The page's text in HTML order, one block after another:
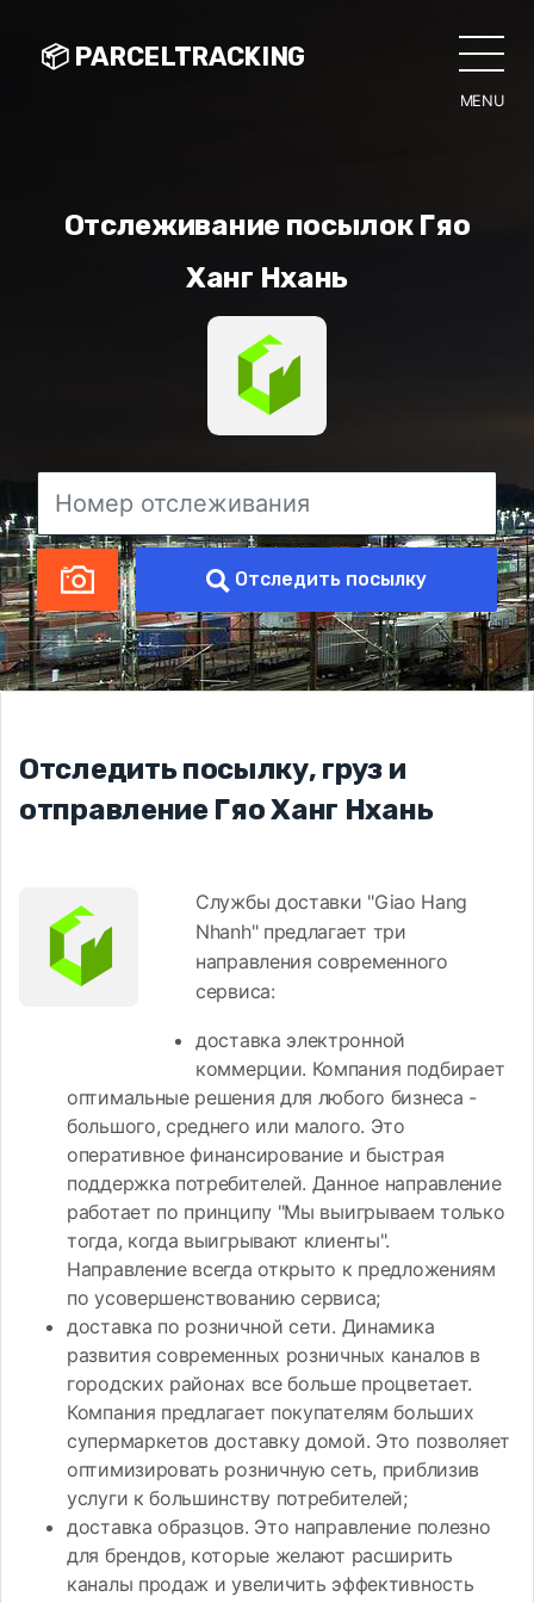
MENU
📦 PARCELTRACKING
Отслеживание посылок Гяо
Ханг Нхань
Отследить посылку
Отследить посылку, груз и
отправление Гяо Ханг Нхань
Службы доставки "Giao Hang
Nhanh" предлагает три
направления современного
сервиса:
доставка электронной
коммерции. Компания подбирает
оптимальные решения для любого бизнеса -
большого, среднего или малого. Это
оперативное финансирование и быстрая
поддержка потребителей. Данное направление
работает по принципу "Мы выигрываем только
тогда, когда выигрывают клиенты".
Направление всегда открыто к предложениям
по усовершенствованию сервиса;
доставка по розничной сети. Динамика
развития современных розничных каналов в
городских районах все больше процветает.
Компания предлагает покупателям больших
супермаркетов доставку домой. Это позволяет
оптимизировать розничную сеть, приблизив
услуги к большинству потребителей;
доставка образцов. Это направление полезно
для брендов, которые желают расширить
каналы продаж и увеличить эффективность